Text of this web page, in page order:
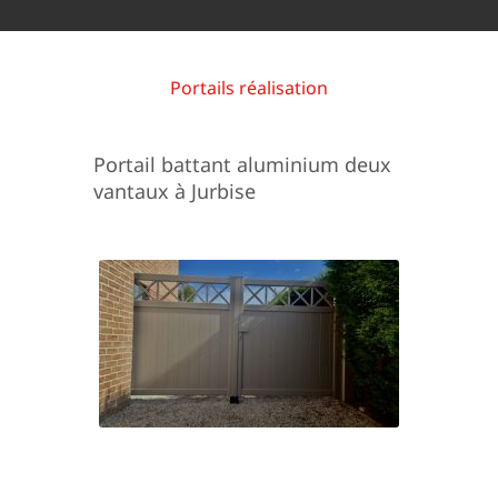
Portails réalisation
Portail battant aluminium deux
vantaux à Jurbise